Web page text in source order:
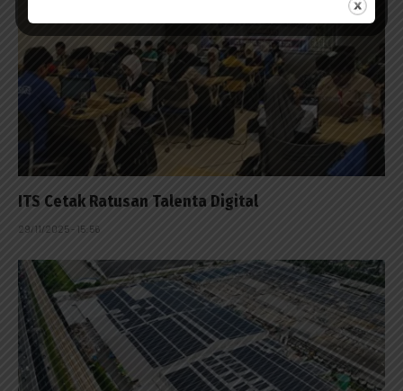
ITS Cetak Ratusan Talenta Digital
29/11/2025 - 15:56